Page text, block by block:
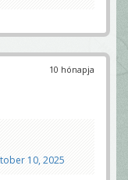
10 hónapja
10, 2025